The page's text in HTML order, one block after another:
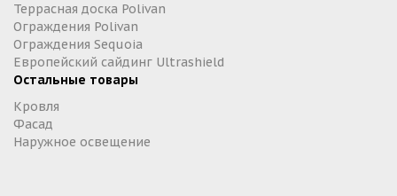
Террасная доска Polivan
Ограждения Polivan
Ограждения Sequoia
Европейский сайдинг Ultrashield
Остальные товары
Кровля
Фасад
Наружное освещение